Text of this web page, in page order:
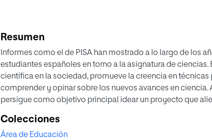
Resumen
Informes como el de PISA han mostrado a lo largo de los
estudiantes españoles en torno a la asignatura de
científica en la sociedad, promueve la creencia en
comprender y opinar sobre los nuevos avances en ciencia.
persigue como objetivo principal idear un proyecto que
(ABP). Para ello, se ha realizado una revisión bibliográfica
la problemática del aprendizaje de la genética, el impacto
Colecciones
Área de Educación